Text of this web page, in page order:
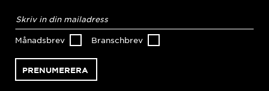
postadress*
Månadsbrev Branschbrev